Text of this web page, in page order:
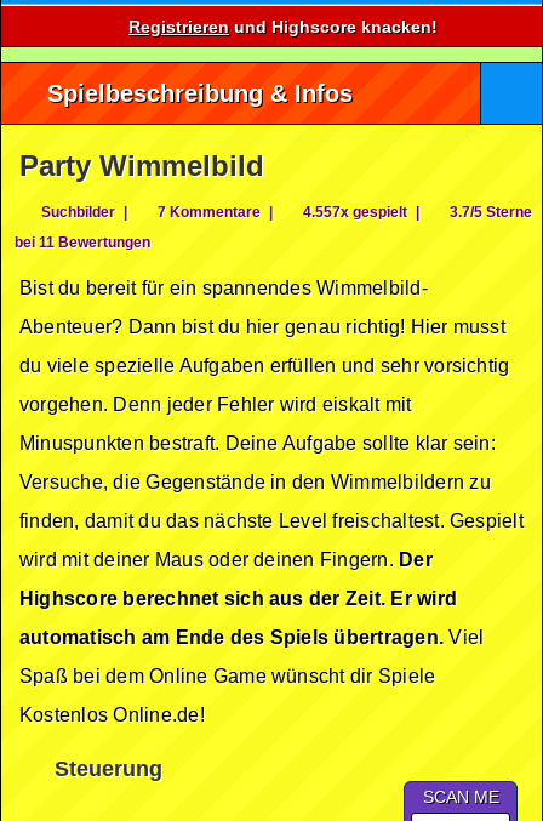
Registrieren und Highscore knacken!
Spielbeschreibung & Infos
Party Wimmelbild
Suchbilder | 7 Kommentare | 4.557x gespielt |
3.7/5 Sterne
bei 11 Bewertungen
Bist du bereit für ein spannendes Wimmelbild-
Abenteuer? Dann bist du hier genau richtig! Hier musst
du viele spezielle Aufgaben erfüllen und sehr vorsichtig
vorgehen. Denn jeder Fehler wird eiskalt mit
Minuspunkten bestraft. Deine Aufgabe sollte klar sein:
Versuche, die Gegenstände in den Wimmelbildern zu
finden, damit du das nächste Level freischaltest. Gespielt
wird mit deiner Maus oder deinen Fingern. Der
Highscore berechnet sich aus der Zeit. Er wird
automatisch am Ende des Spiels übertragen. Viel
Spaß bei dem Online Game wünscht dir Spiele
Kostenlos Online.de!
Steuerung
SCAN ME